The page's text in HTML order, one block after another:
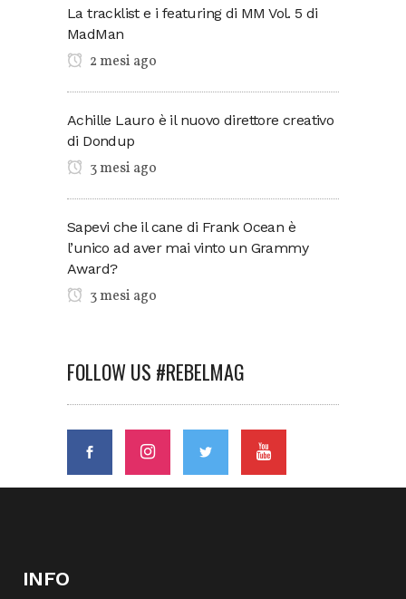
La tracklist e i featuring di MM Vol. 5 di
MadMan
2 mesi ago
Achille Lauro è il nuovo direttore creativo
di Dondup
3 mesi ago
Sapevi che il cane di Frank Ocean è
l’unico ad aver mai vinto un Grammy
Award?
3 mesi ago
FOLLOW US #REBELMAG
INFO